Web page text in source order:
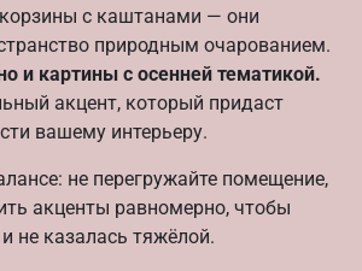
с каштанами — они
природным очарованием.
и картины с осенней тематикой.
акцент, который придаст
вашему интерьеру.
не перегружайте помещение,
акценты равномерно, чтобы
не казалась тяжёлой.